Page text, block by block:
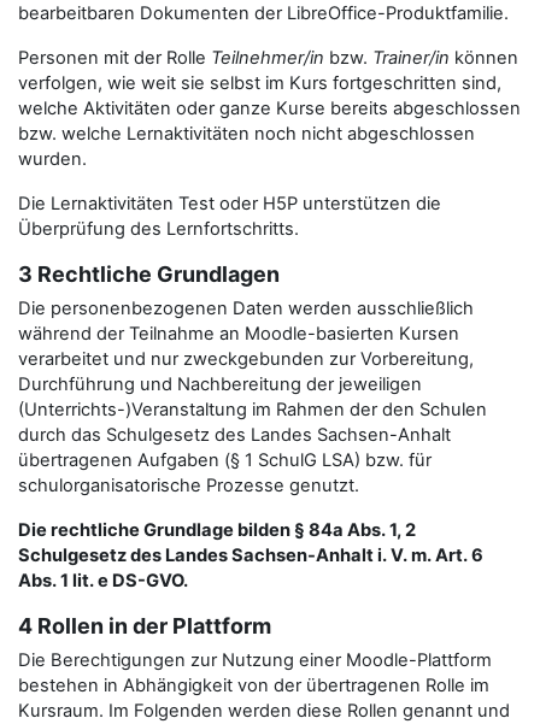
bearbeitbaren Dokumenten der LibreOffice-Produktfamilie.
Personen mit der Rolle Teilnehmer/in bzw. Trainer/in können
verfolgen, wie weit sie selbst im Kurs fortgeschritten sind,
welche Aktivitäten oder ganze Kurse bereits abgeschlossen
bzw. welche Lernaktivitäten noch nicht abgeschlossen
wurden.
Die Lernaktivitäten Test oder H5P unterstützen die
Überprüfung des Lernfortschritts.
3 Rechtliche Grundlagen
Die personenbezogenen Daten werden ausschließlich
während der Teilnahme an Moodle-basierten Kursen
verarbeitet und nur zweckgebunden zur Vorbereitung,
Durchführung und Nachbereitung der jeweiligen
(Unterrichts-)Veranstaltung im Rahmen der den Schulen
durch das Schulgesetz des Landes Sachsen-Anhalt
übertragenen Aufgaben (§ 1 SchulG LSA) bzw. für
schulorganisatorische Prozesse genutzt.
Die rechtliche Grundlage bilden § 84a Abs. 1, 2
Schulgesetz des Landes Sachsen-Anhalt i. V. m. Art. 6
Abs. 1 lit. e DS-GVO.
4 Rollen in der Plattform
Die Berechtigungen zur Nutzung einer Moodle-Plattform
bestehen in Abhängigkeit von der übertragenen Rolle im
Kursraum. Im Folgenden werden diese Rollen genannt und